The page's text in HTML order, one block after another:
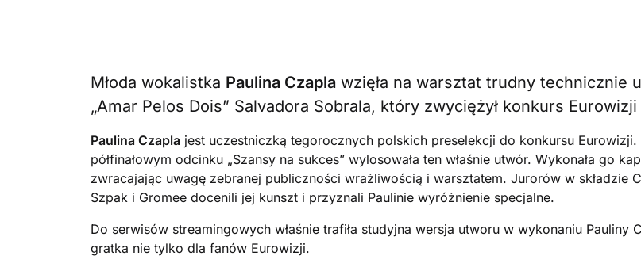
Młoda wokalistka Paulina Czapla wzięła na warsztat trudny technicznie
„Amar Pelos Dois” Salvadora Sobrala, który zwyciężył konkurs Eurowizji
Paulina Czapla jest uczestniczką tegorocznych polskich preselekcji do konkursu Eurowizji.
półfinałowym odcinku „Szansy na sukces” wylosowała ten właśnie utwór. Wykonała go
zwracajając uwagę zebranej publiczności wrażliwością i warsztatem. Jurorów w składzie
Szpak i Gromee docenili jej kunszt i przyznali Paulinie wyróżnienie specjalne.
Do serwisów streamingowych właśnie trafiła studyjna wersja utworu w wykonaniu Pauliny
gratka nie tylko dla fanów Eurowizji.